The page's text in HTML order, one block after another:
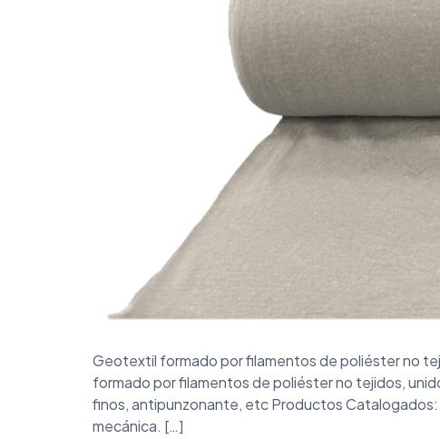
Geotextil formado por filamentos de poliéster no
formado por filamentos de poliéster no tejidos,
finos, antipunzonante, etc Productos
mecánica. […]